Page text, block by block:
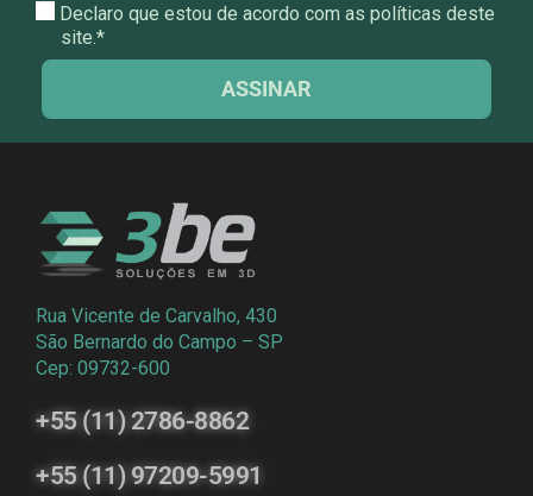
Declaro que estou de acordo com as políticas deste
site.*
ASSINAR
Rua Vicente de Carvalho, 430
São Bernardo do Campo – SP
Cep: 09732-600
+55 (11) 2786-8862
+55 (11) 97209-5991